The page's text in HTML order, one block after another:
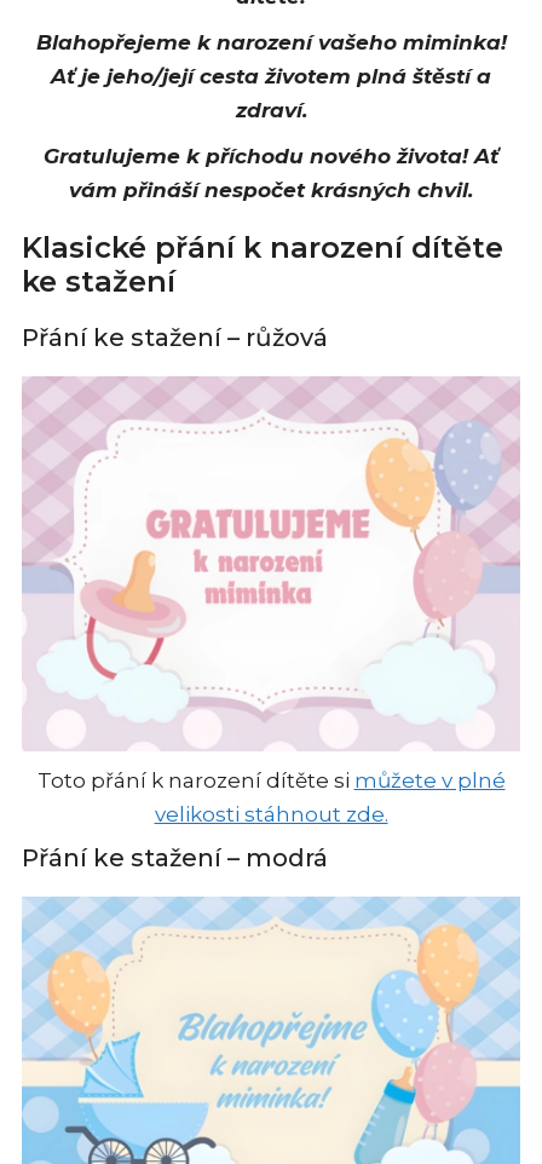
Blahopřejeme k narození vašeho miminka!
Ať je jeho/její cesta životem plná štěstí a
zdraví.
Gratulujeme k příchodu nového života! Ať
vám přináší nespočet krásných chvil.
Klasické přání k narození dítěte
ke stažení
Přání ke stažení – růžová
Toto přání k narození dítěte si můžete v plné
velikosti stáhnout zde.
Přání ke stažení – modrá